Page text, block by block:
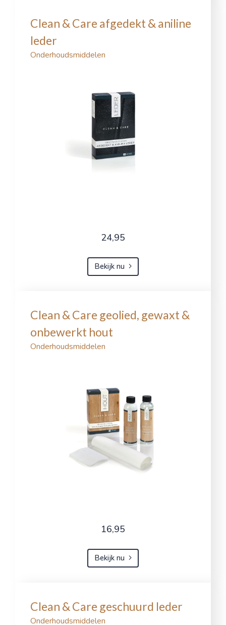
Clean & Care afgedekt & aniline
leder
Onderhoudsmiddelen
24,95
Bekijk nu
Clean & Care geolied, gewaxt &
onbewerkt hout
Onderhoudsmiddelen
16,95
Bekijk nu
Clean & Care geschuurd leder
Onderhoudsmiddelen